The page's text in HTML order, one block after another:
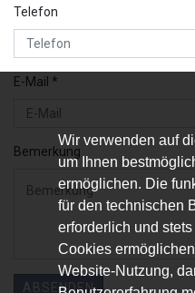
Wir verwenden auf
um Ihnen
ermöglichen. Die
für den technischen
erforderlich und
Cookies
Website-Nutzung,
Telefon
E-Mail *
Bemerkung
ABSENDEN